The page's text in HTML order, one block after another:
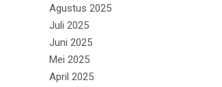
Agustus 2025
Juli 2025
Juni 2025
Mei 2025
April 2025